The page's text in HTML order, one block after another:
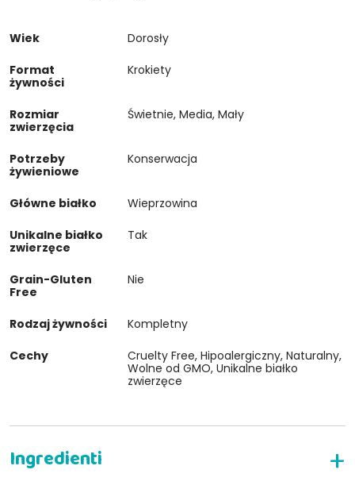
Wiek
Dorosły
Format
żywności
Krokiety
Rozmiar
zwierzęcia
Świetnie, Media, Mały
Potrzeby
żywieniowe
Konserwacja
Główne białko
Wieprzowina
Unikalne białko
zwierzęce
Tak
Grain-Gluten
Free
Nie
Rodzaj żywności
Kompletny
Cechy
Cruelty Free, Hipoalergiczny, Naturalny,
Wolne od GMO, Unikalne białko
zwierzęce